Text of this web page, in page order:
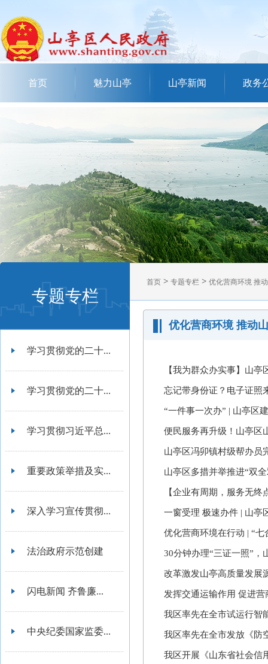
首页 魅力山亭 山亭新闻 政务
专题专栏
学习贯彻党的二十...
学习贯彻党的二十...
学习贯彻习近平总...
重要政策举措及实...
深入学习宣传贯彻...
法治政府示范创建
闪电新闻 齐鲁廉...
中央纪委国家监委...
首页 > 专题专栏 > 优化营商环境 推
优化营商环境 推动
【我为群众办实事】山
忘记带身份证？电子证
“一件事一次办” | 山亭区
便民服务再升级！山亭区
山亭区冯卯镇村级帮办员
山亭区多措并举推进“双
【企业有周期，服务无
一窗受理 极速办件 | 山亭
优化营商环境在行动 | “
30分钟办理“三证一照”，
改革激发山亭高质量发展
发挥交通运输作用 促进营
我区率先在全市试运行智
我区率先在全市发放《防
我区开展《山东省社会信